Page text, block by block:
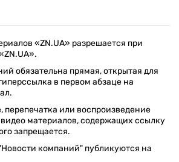
«ZN.UA» разрешается при
обязательна прямая, открытая для
в первом абзаце на
или воспроизведение
материалов, содержащих ссылку
запрещается.
компаний" публикуются на